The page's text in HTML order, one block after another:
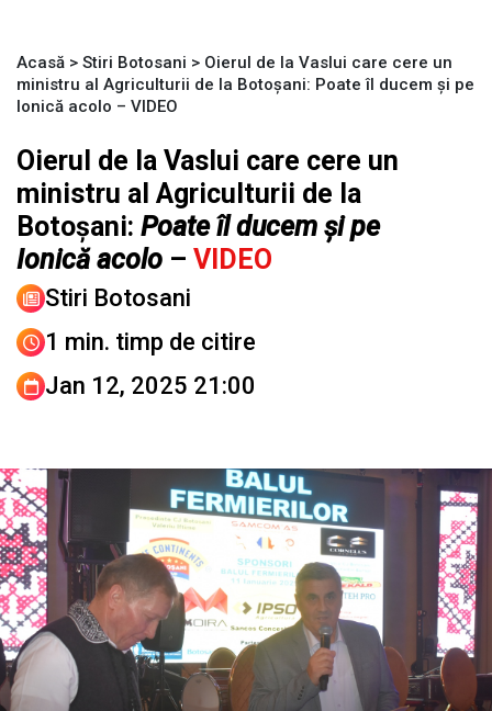
Acasă > Stiri Botosani > Oierul de la Vaslui care cere un
ministru al Agriculturii de la Botoșani: Poate îl ducem și pe
Ionică acolo – VIDEO
Oierul de la Vaslui care cere un
ministru al Agriculturii de la
Botoșani: Poate îl ducem și pe
Ionică acolo – VIDEO
Stiri Botosani
1 min. timp de citire
Jan 12, 2025 21:00